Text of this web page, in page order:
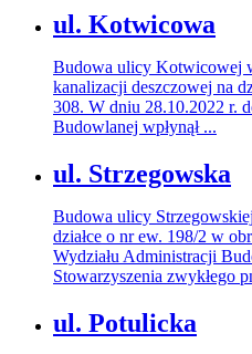
ul. Kotwicowa
Budowa ulicy Kotwicowej
kanalizacji deszczowej na
308. W dniu 28.10.2022 r.
Budowlanej wpłynął ...
ul. Strzegowska
Budowa ulicy
działce o nr ew. 198/2 w
Wydziału Administracji
Stowarzyszenia zwykłego
ul. Potulicka